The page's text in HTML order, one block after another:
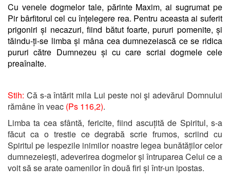
Cu venele dogmelor tale, părinte Maxim, ai sugrumat pe
Pir bârfitorul cel cu înțelegere rea. Pentru aceasta ai suferit
prigoniri și necazuri, fiind bătut foarte, pururi pomenite, și
tăindu-ți-se limba și mâna cea dumnezeiască ce se ridica
pururi către Dumnezeu și cu care scriai dogmele cele
preaînalte.
Stih: Că s-a întărit mila Lui peste noi şi adevărul Domnului
rămâne în veac (Ps 116,2).
Limba ta cea sfântă, fericite, fiind ascuțită de Spiritul, s-a
făcut ca o trestie ce degrabă scrie frumos, scriind cu
Spiritul pe lespezile inimilor noastre legea bunătăților celor
dumnezeiești, adeverirea dogmelor și întruparea Celui ce a
voit să se arate oamenilor în două firi și într-un ipostas.